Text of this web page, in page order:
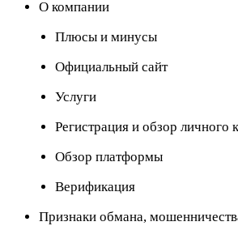
О компании
Плюсы и минусы
Официальный сайт
Услуги
Регистрация и обзор личного
Обзор платформы
Верификация
Признаки обмана,